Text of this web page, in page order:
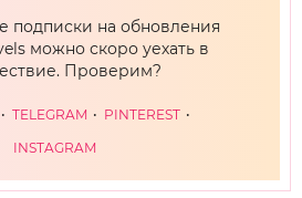
подписки на обновления
можно скоро уехать в
Проверим?
TELEGRAM
PINTEREST
INSTAGRAM